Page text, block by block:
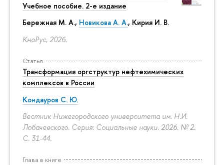
Учебное пособие. 2-е издание
Бережная М. А., Новикова А. А., Кирия И. В.
КноРус, 2026.
Статья
Трансформация оргструктур нефтехимических
комплексов в России
Кондауров С. Ю.
Вестник Нижегородского университета им. Н.И.
Лобачевского. Серия: Социальные науки. 2026. № 2.
С. 31-44.
Глава в книге